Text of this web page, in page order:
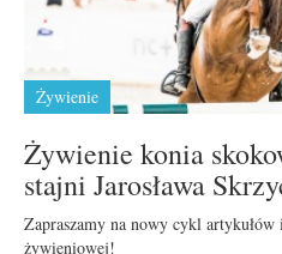
Żywienie
Żywienie konia
stajni Jarosława
Zapraszamy na nowy cykl
żywieniowej!